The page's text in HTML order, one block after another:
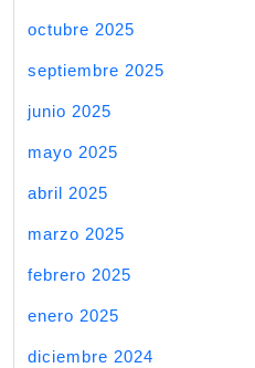
octubre 2025
septiembre 2025
junio 2025
mayo 2025
abril 2025
marzo 2025
febrero 2025
enero 2025
diciembre 2024